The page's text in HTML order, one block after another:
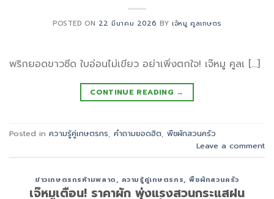
POSTED ON 22 มีนาคม 2026 BYเจ้หมู คูลเกษตร
พริกยอดขาวซีด ใบอ่อนไม่เขียว อย่าเพิ่งตกใจ! เจ๊หมู คูลเ […]
CONTINUE READING →
Posted in ความรู้คู่เกษตรกร, คำถามยอดฮิต, พืชผักสวนครัว
Leave a comment
ข่าวเกษตรกรห้ามพลาด, ความรู้คู่เกษตรกร,พืชผักสวนครัว
เจ๊หมูเตือน! ราคาผัก พุ่งแรงสวนกระแสฝน